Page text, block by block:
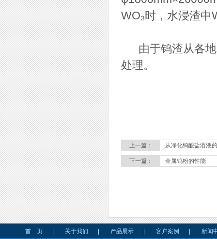
WO₃时，水浸渣中
由于钨渣从各地
处理。
上一篇： 从净化钨酸盐溶液
下一篇： 金属钨粉的性能
首 页 关于我们 产品展示 客户案例 新闻